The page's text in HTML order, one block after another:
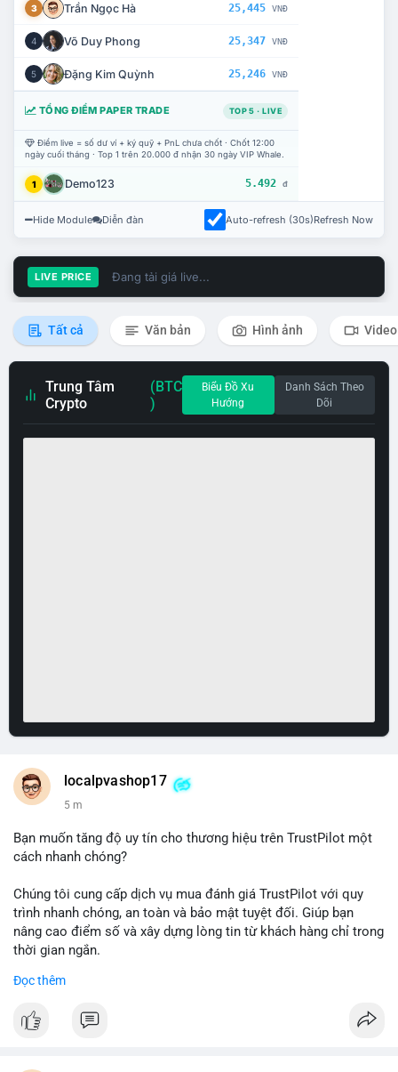
3 Trần Ngọc Hà 25,445 VNĐ
4 Võ Duy Phong 25,347 VNĐ
5 Đặng Kim Quỳnh 25,246 VNĐ
TỔNG ĐIỂM PAPER TRADE TOP 5 · LIVE
Điểm live = số dư ví + ký quỹ + PnL chưa chốt · Chốt 12:00
ngày cuối tháng · Top 1 trên 20.000 đ nhận 30 ngày VIP Whale.
1 Demo123 5.492 đ
Hide Module Diễn đàn Auto-refresh (30s)Refresh Now
LIVE PRICE Đang tải giá live...
Tất cả Văn bản Hình ảnh Video
Trung Tâm
Crypto
(BTC
)
Biểu Đồ Xu
Hướng
Danh Sách Theo
Dõi
localpvashop17
5 m
Bạn muốn tăng độ uy tín cho thương hiệu trên TrustPilot một
cách nhanh chóng?
Chúng tôi cung cấp dịch vụ mua đánh giá TrustPilot với quy
trình nhanh chóng, an toàn và bảo mật tuyệt đối. Giúp bạn
nâng cao điểm số và xây dựng lòng tin từ khách hàng chỉ trong
thời gian ngắn.
Đặt hàng ngay hôm nay để nhận ưu đãi:
👉 Order tại: localpvashop
Đọc thêm